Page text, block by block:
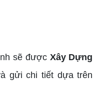
sẽ được Xây Dựng
gửi chi tiết dựa trên